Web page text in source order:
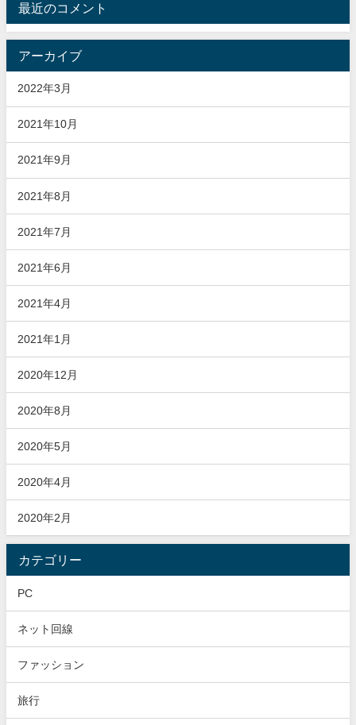
最近のコメント
アーカイブ
2022年3月
2021年10月
2021年9月
2021年8月
2021年7月
2021年6月
2021年4月
2021年1月
2020年12月
2020年8月
2020年5月
2020年4月
2020年2月
カテゴリー
PC
ネット回線
ファッション
旅行